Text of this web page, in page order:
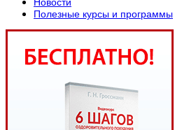
Полезные курсы и программы